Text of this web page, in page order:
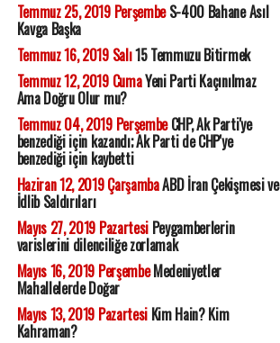
Temmuz 25, 2019 PerşembeS-400 Bahane Asıl
Kavga Başka
Temmuz 16, 2019 Salı15 Temmuzu Bitirmek
Temmuz 12, 2019 CumaYeni Parti Kaçınılmaz
Ama Doğru Olur mu?
Temmuz 04, 2019 PerşembeCHP, Ak Parti'ye
benzediği için kazandı; Ak Parti de CHP'ye
benzediği için kaybetti
Haziran 12, 2019 ÇarşambaABD İran Çekişmesi ve
İdlib Saldırıları
Mayıs 27, 2019 PazartesiPeygamberlerin
varislerini dilenciliğe zorlamak
Mayıs 16, 2019 PerşembeMedeniyetler
Mahallelerde Doğar
Mayıs 13, 2019 PazartesiKim Hain? Kim
Kahraman?